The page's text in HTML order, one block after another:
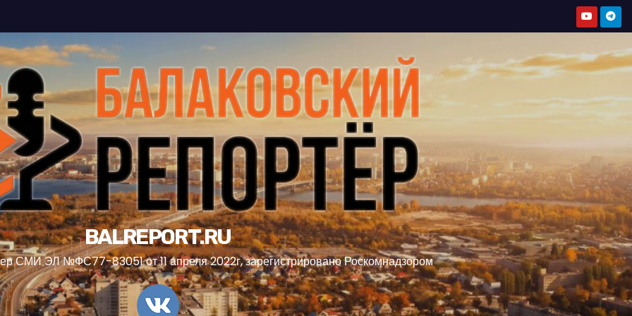
BALREPORT.RU
СМИ ЭЛ №ФС77-83051 от 11 апреля 2022г, зарегистрировано Роскомнадзором